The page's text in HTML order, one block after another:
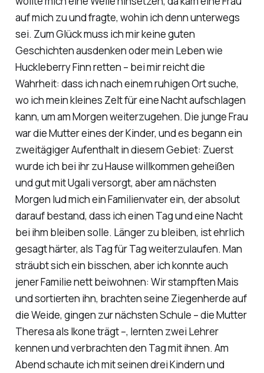
auf mich zu und fragte, wohin ich denn unterwegs
sei. Zum Glück muss ich mir keine guten
Geschichten ausdenken oder mein Leben wie
Huckleberry Finn retten – bei mir reicht die
Wahrheit: dass ich nach einem ruhigen Ort suche,
wo ich mein kleines Zelt für eine Nacht aufschlagen
kann, um am Morgen weiterzugehen. Die junge Frau
war die Mutter eines der Kinder, und es begann ein
zweitägiger Aufenthalt in diesem Gebiet: Zuerst
wurde ich bei ihr zu Hause willkommen geheißen
und gut mit Ugali versorgt, aber am nächsten
Morgen lud mich ein Familienvater ein, der absolut
darauf bestand, dass ich einen Tag und eine Nacht
bei ihm bleiben solle. Länger zu bleiben, ist ehrlich
gesagt härter, als Tag für Tag weiterzulaufen. Man
sträubt sich ein bisschen, aber ich konnte auch
jener Familie nett beiwohnen: Wir stampften Mais
und sortierten ihn, brachten seine Ziegenherde auf
die Weide, gingen zur nächsten Schule – die Mutter
Theresa als Ikone trägt –, lernten zwei Lehrer
kennen und verbrachten den Tag mit ihnen. Am
Abend schaute ich mit seinen drei Kindern und